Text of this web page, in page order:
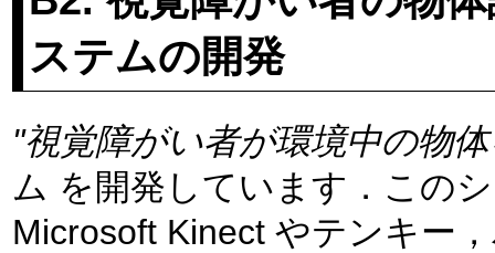
ステムの開発
"視覚障がい者が環境中の物
ム を開発しています．この
Microsoft Kinect やテンキー